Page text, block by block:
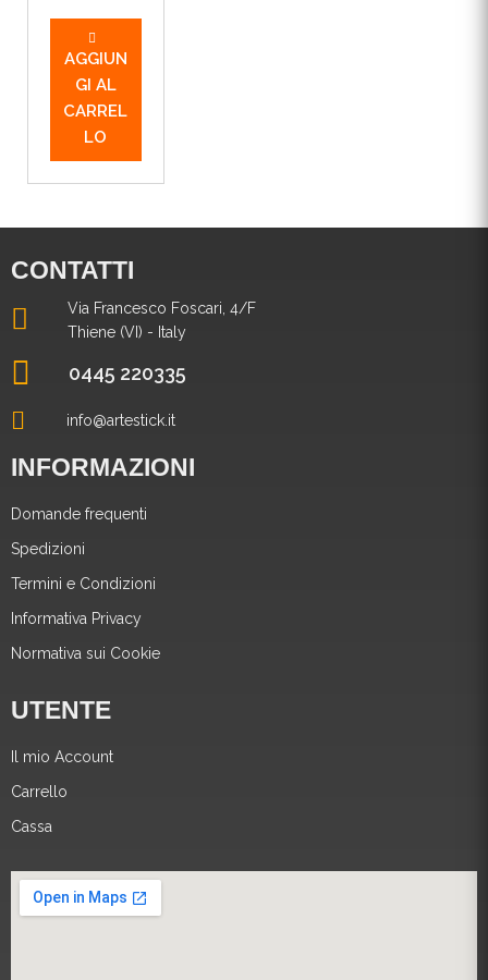
AGGIUN
GI AL
CARREL
LO
CONTATTI
Via Francesco Foscari, 4/F
Thiene (VI) - Italy
0445 220335
info@artestick.it
INFORMAZIONI
Domande frequenti
Spedizioni
Termini e Condizioni
Informativa Privacy
Normativa sui Cookie
UTENTE
Il mio Account
Carrello
Cassa